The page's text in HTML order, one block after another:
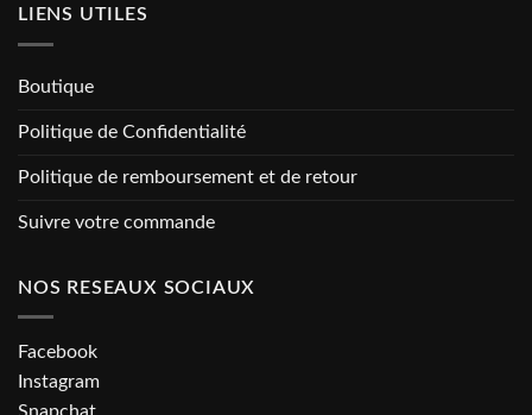
LIENS UTILES
Boutique
Politique de Confidentialité
Politique de remboursement et de retour
Suivre votre commande
NOS RESEAUX SOCIAUX
Facebook
Instagram